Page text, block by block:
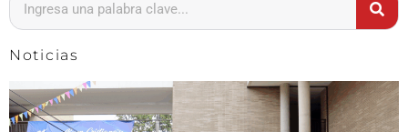
Noticias